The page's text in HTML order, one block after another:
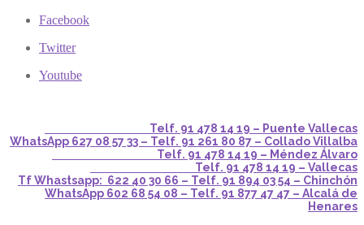
Facebook
Twitter
Youtube
Telf. 91 478 14 19 – Puente Vallecas
WhatsApp 627 08 57 33 – Telf. 91 261 80 87 – Collado Villalba
Telf. 91 478 14 19 – Méndez Álvaro
Telf. 91 478 14 19 – Vallecas
Tf Whastsapp: 622 40 30 66 – Telf. 91 894 03 54 – Chinchón
WhatsApp 602 68 54 08 – Telf. 91 877 47 47 – Alcalá de
Henares